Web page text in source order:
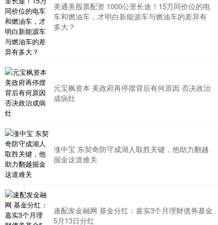
美通美股票配资 1000公里长途！15万同价位的电
车和燃油车，才明白新能源车与燃油车的差异有
多大？
元宝枫资本 美政府再停摆背后有何原因 否决政治
成病灶
涨中宝 东契奇防守成湖人取胜关键，他助力翻越
掘金这道难关
速配发金融网 基金分红：嘉实3个月理财债券基金
5月13日分红